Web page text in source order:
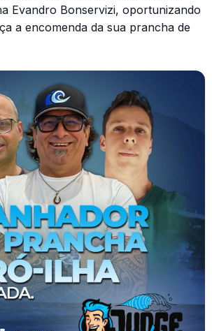
Evandro Bonservizi, oportunizando
a encomenda da sua prancha de